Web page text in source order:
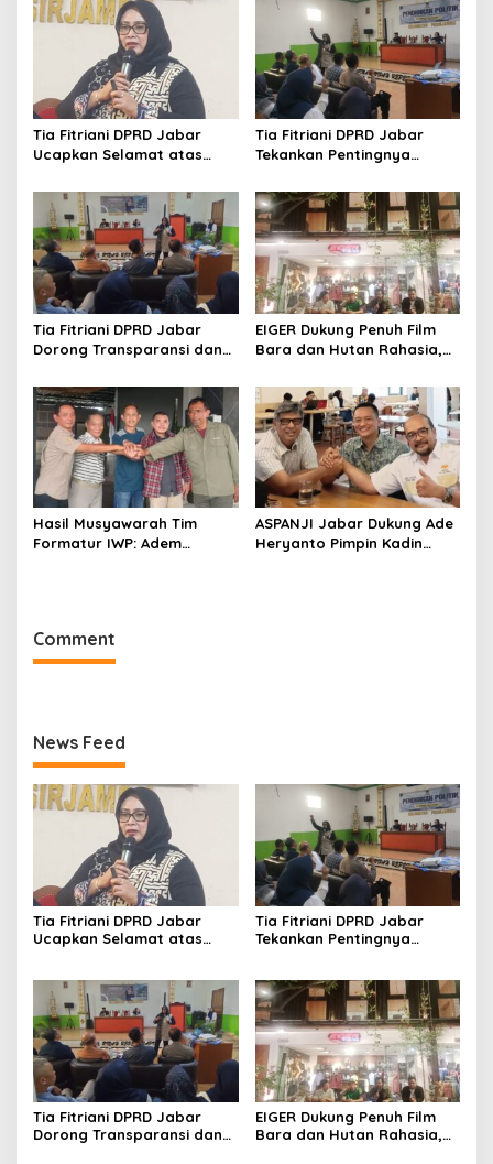
Tia Fitriani DPRD Jabar
Ucapkan Selamat atas
Adem Sutisna sebagai
Ketua IWP Jabar
Tia Fitriani DPRD Jabar
Tekankan Pentingnya
Perkuat Kader NasDem di
Kabupaten Bandung
Tia Fitriani DPRD Jabar
Dorong Transparansi dan
Pemprov Jabar hingga
Tingkat Desa
EIGER Dukung Penuh Film
Bara dan Hutan Rahasia,
Pelajar Menonton
Hasil Musyawarah Tim
Formatur IWP: Adem
ASPANJI Jabar Dukung Ade
Heryanto Pimpin Kadin
Comment
News Feed
Tia Fitriani DPRD Jabar
Ucapkan Selamat atas
Ketua IWP Jabar
Tia Fitriani DPRD Jabar
Tekankan Pentingnya
Kabupaten Bandung
Tia Fitriani DPRD Jabar
Dorong Transparansi dan
EIGER Dukung Penuh Film
Bara dan Hutan Rahasia,